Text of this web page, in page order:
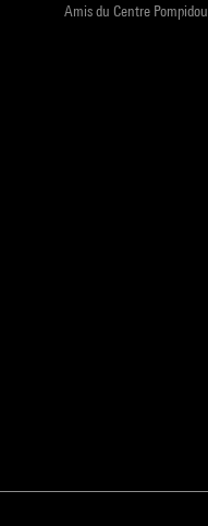
Amis du Centre Pompidou